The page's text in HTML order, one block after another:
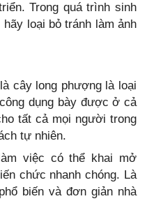
Trong quá trình sinh
loại bỏ tránh làm ảnh
cây long phượng là loại
dụng bày được ở cả
tất cả mọi người trong
tự nhiên.
việc có thể khai mở
chức nhanh chóng. Là
biến và đơn giản nhà